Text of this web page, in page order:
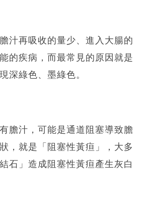
汁再吸收的量少、進入大腸的
的疾病，而最常見的原因就是
深綠色、墨綠色。
膽汁，可能是通道阻塞導致膽
，就是「阻塞性黃疸」，大多
石」造成阻塞性黃疸產生灰白